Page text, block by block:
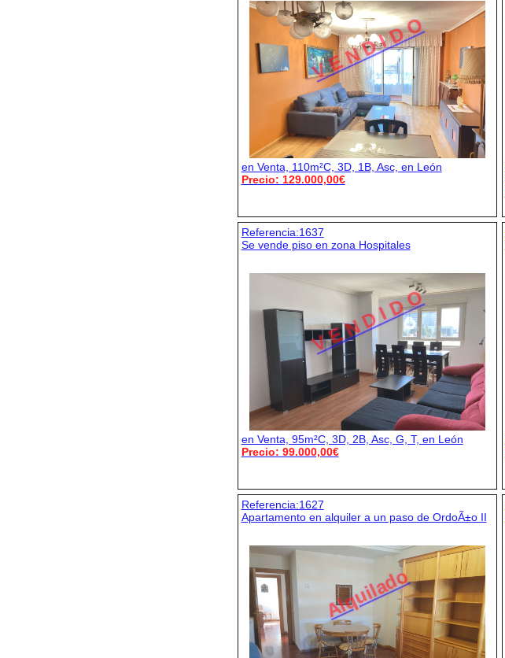
V E N D I D O
en Venta, 110m²C, 3D, 1B, Asc, en León
Precio: 129.000,00€
Referencia:1637
Se vende piso en zona Hospitales
V E N D I D O
en Venta, 95m²C, 3D, 2B, Asc, G, T, en León
Precio: 99.000,00€
Referencia:1627
Apartamento en alquiler a un paso de OrdoÃ±o II
Alquilado